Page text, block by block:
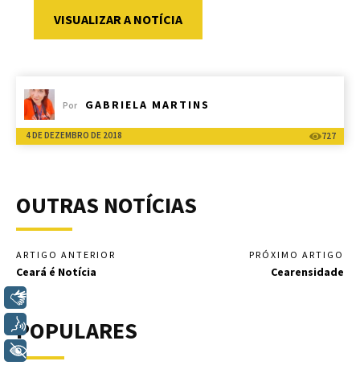
VISUALIZAR A NOTÍCIA
Por GABRIELA MARTINS
4 DE DEZEMBRO DE 2018 727
OUTRAS NOTÍCIAS
ARTIGO ANTERIOR
Ceará é Notícia
PRÓXIMO ARTIGO
Cearensidade
POPULARES
Voz